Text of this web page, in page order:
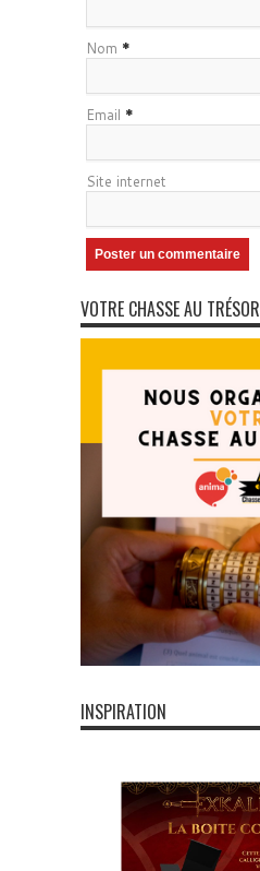
Nom *
Email *
Site internet
VOTRE CHASSE AU TRÉSOR
INSPIRATION